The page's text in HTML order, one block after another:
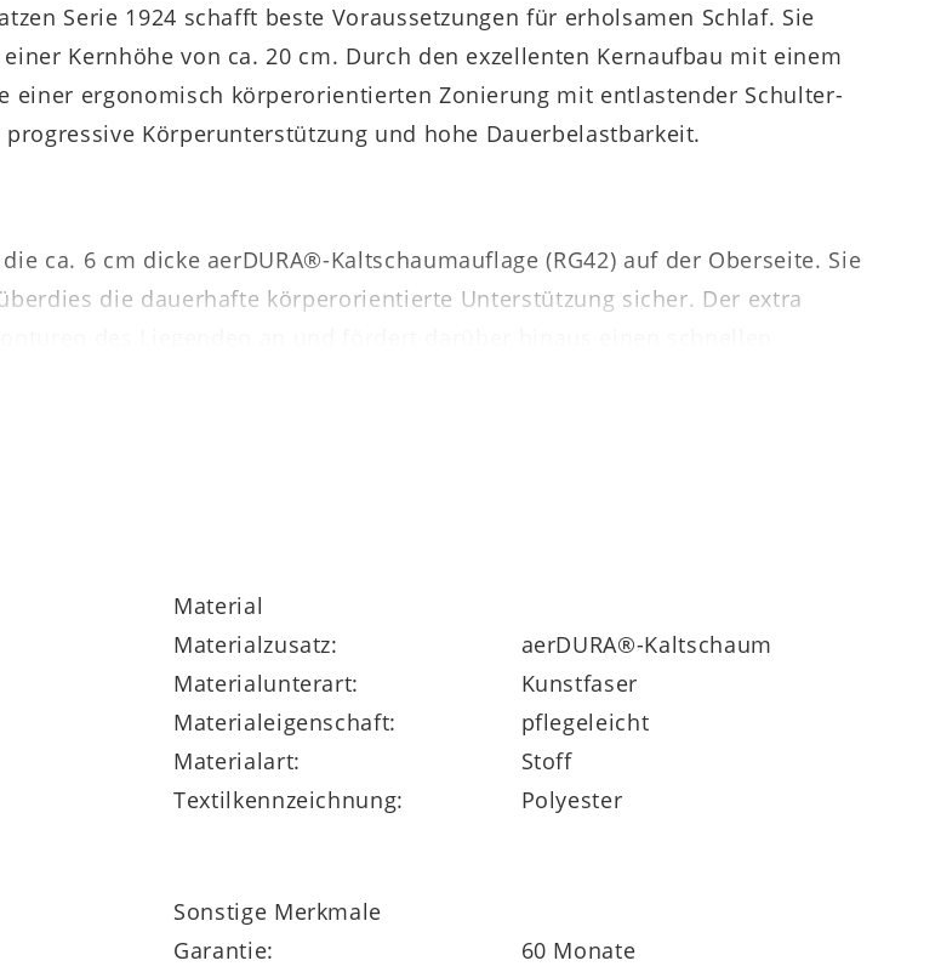
Serie 1924 schafft beste Voraussetzungen für erholsamen Schlaf. Sie
Kernhöhe von ca. 20 cm. Durch den exzellenten Kernaufbau mit einem
einer ergonomisch körperorientierten Zonierung mit entlastender Schulter-
Körperunterstützung und hohe Dauerbelastbarkeit.
ca. 6 cm dicke aerDURA®-Kaltschaumauflage (RG42) auf der Oberseite. Sie
die dauerhafte körperorientierte Unterstützung sicher. Der extra
Er kann einfach über den vierseitigen Reißverschluss abgenommen
besteht der Bezug zu 100 % aus Polyester. Aus dem gleichen Stoff
wobei die beiden Letztgenannten noch eine Klimafaser-Versteppung
Schaumkernmatratze aus der Interliving Matratzen Serie 1924 auch
in vielen Größen erhältlich. Alle Matratzen des Programms haben 5 Jahre
Material
Materialzusatz:
aerDURA®-Kaltschaum
Materialunterart:
Kunstfaser
Materialeigenschaft:
pflegeleicht
Materialart:
Stoff
Textilkennzeichnung:
Polyester
Sonstige Merkmale
Garantie:
60 Monate